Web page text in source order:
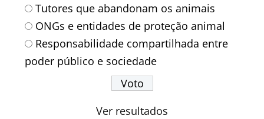
Tutores que abandonam os animais
ONGs e entidades de proteção animal
Responsabilidade compartilhada entre
poder público e sociedade
Ver resultados